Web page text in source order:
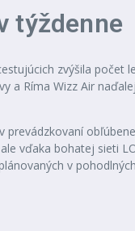
týždenne
zvýšila
a Ríma Wizz Air
vďaka bohatej sieti
v